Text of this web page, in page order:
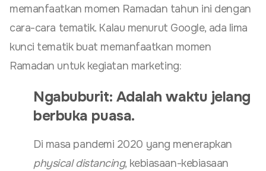
memanfaatkan momen Ramadan tahun ini dengan
cara-cara tematik. Kalau menurut Google, ada lima
kunci tematik buat memanfaatkan momen
Ramadan untuk kegiatan marketing:
Ngabuburit: Adalah waktu jelang
berbuka puasa.
Di masa pandemi 2020 yang menerapkan
physical distancing, kebiasaan-kebiasaan